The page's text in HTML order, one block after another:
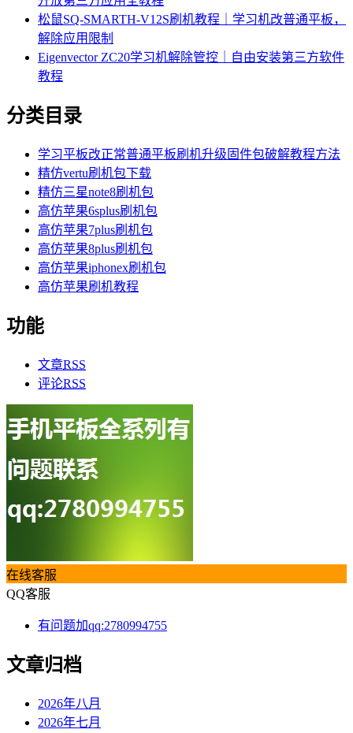
松鼠SQ-SMARTH-V12S刷机教程｜学习机改普通平板，
解除应用限制
Eigenvector ZC20学习机解除管控｜自由安装第三方软件
教程
分类目录
学习平板改正常普通平板刷机升级固件包破解教程方法
精仿vertu刷机包下载
精仿三星note8刷机包
高仿苹果6splus刷机包
高仿苹果7plus刷机包
高仿苹果8plus刷机包
高仿苹果iphonex刷机包
高仿苹果刷机教程
功能
文章RSS
评论RSS
在线客服
QQ客服
有问题加qq:2780994755
文章归档
2026年八月
2026年七月